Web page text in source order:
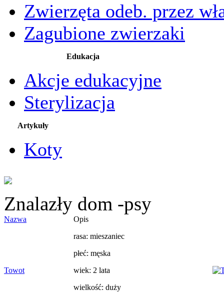
Zwierzęta odeb. przez
Zagubione zwierzaki
Edukacja
Akcje edukacyjne
Sterylizacja
Artykuły
Koty
Znalazły dom -psy
Nazwa Opis
Towot
rasa: mieszaniec
płeć: męska
wiek: 2 lata
wielkość: duży